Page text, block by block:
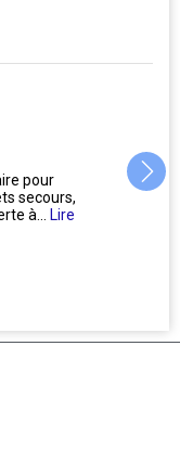
pour
secours,
à... Lire